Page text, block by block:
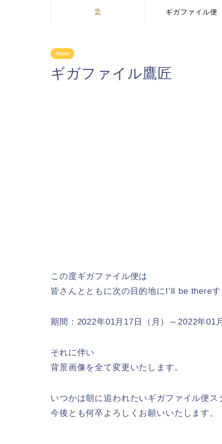
ギガファイル便
News
ギガファイル鷹匠
この度ギガファイル便は
皆さんとともに次の目的地にI’ll be thereす
期間：2022年01月17日（月）～2022年01
それに伴い
背景画像を全て変更いたします。
いつかは朝に追われたいギガファイル便ス
今後とも何卒よろしくお願いいたします。